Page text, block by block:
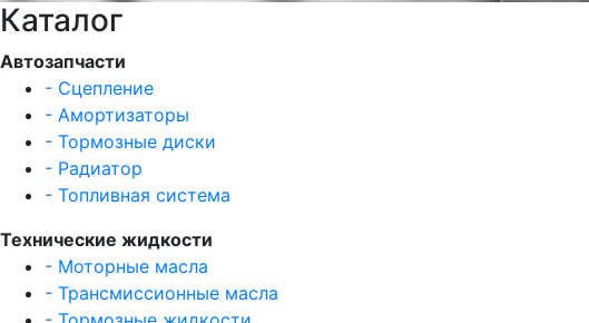
Каталог
Автозапчасти
- Сцепление
- Амортизаторы
- Тормозные диски
- Радиатор
- Топливная система
Технические жидкости
- Моторные масла
- Трансмиссионные масла